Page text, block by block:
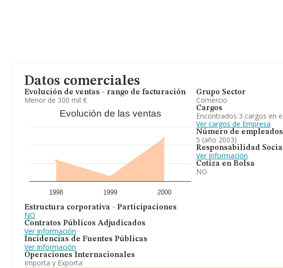
Datos comerciales
Evolución de ventas - rango de facturación
Menor de 300 mil €
Evolución de las ventas
1998 1999 2000
Estructura corporativa - Participaciones
NO
Contratos Públicos Adjudicados
Ver Información
Incidencias de Fuentes Públicas
Ver Información
Operaciones Internacionales
Importa y Exporta
Grupo Sector
Comercio
Cargos
Encontrados 3 cargos en
Ver cargos de Empresa
Número de empleados
5 (año 2003)
Responsabilidad
Ver Información
Cotiza en Bolsa
NO